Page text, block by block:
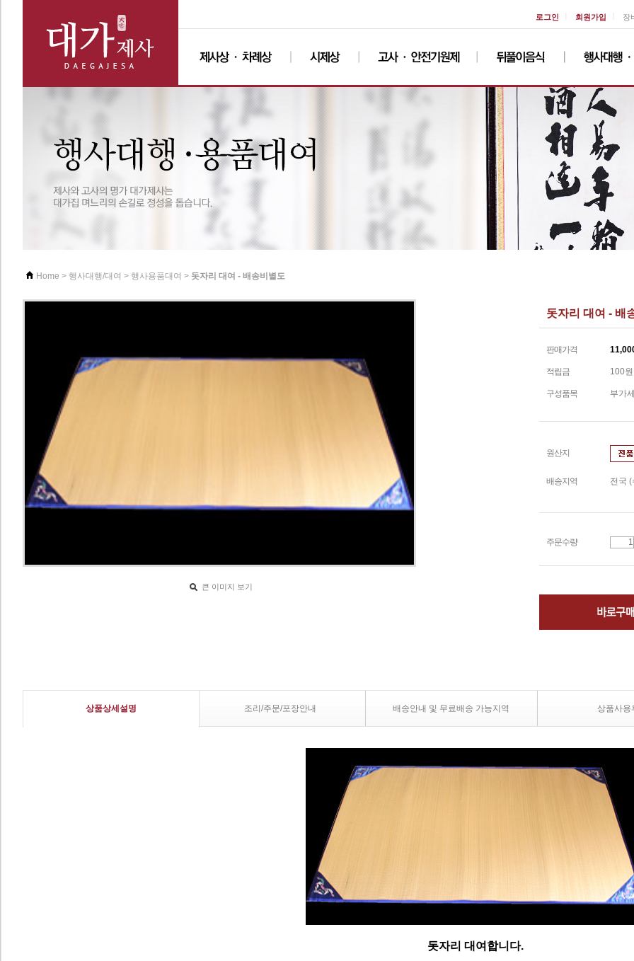
로그인 회원가입 장
Home > 행사대행/대여 > 행사용품대여 > 돗자리 대여 - 배송비별도
큰 이미지 보기
돗자리 대여 - 배
판매가격
적립금 100원
구성품목 부가
원산지
배송지역 전국
주문수량
상품상세설명 조리/주문/포장안내 배송안내 및 무료배송 가능지역 상품사용
돗자리 대여합니다.